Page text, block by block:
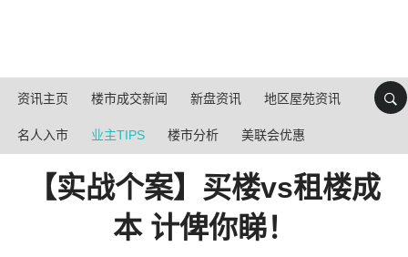
资讯主页 楼市成交新闻 新盘资讯 地区屋苑资讯
名人入市 业主TIPS 楼市分析 美联会优惠
【实战个案】买楼vs租楼成
本 计俾你睇！